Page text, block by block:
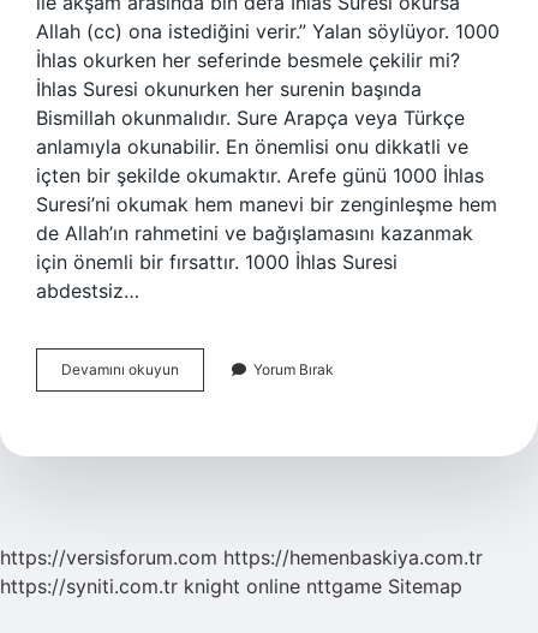
Allah (cc) ona istediğini verir.” Yalan söylüyor. 1000
İhlas okurken her seferinde besmele çekilir mi?
İhlas Suresi okunurken her surenin başında
Bismillah okunmalıdır. Sure Arapça veya Türkçe
anlamıyla okunabilir. En önemlisi onu dikkatli ve
içten bir şekilde okumaktır. Arefe günü 1000 İhlas
Suresi’ni okumak hem manevi bir zenginleşme hem
de Allah’ın rahmetini ve bağışlamasını kazanmak
için önemli bir fırsattır. 1000 İhlas Suresi
abdestsiz…
Devamını okuyun
İHlas
Zaman
Yorum Bırak
https://versisforum.com https://hemenbaskiya.com.tr
https://syniti.com.tr knight online nttgame Sitemap